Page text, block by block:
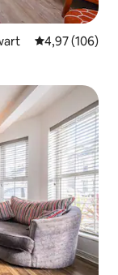
Vidējais
4,97 (106)